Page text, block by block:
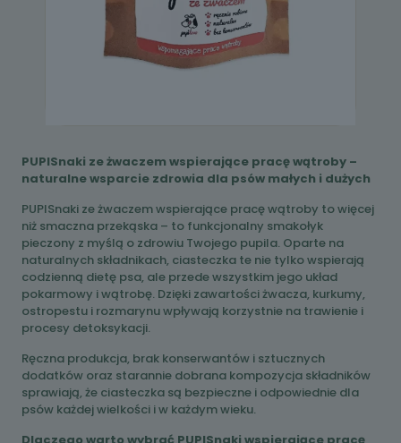
PUPISnaki ze żwaczem wspierające pracę wątroby –
naturalne wsparcie zdrowia dla psów małych i dużych
PUPISnaki ze żwaczem wspierające pracę wątroby to więcej
niż smaczna przekąska – to funkcjonalny smakołyk
pieczony z myślą o zdrowiu Twojego pupila. Oparte na
naturalnych składnikach, ciasteczka te nie tylko wspierają
codzienną dietę psa, ale przede wszystkim jego układ
pokarmowy i wątrobę. Dzięki zawartości żwacza, kurkumy,
ostropestu i rozmarynu wpływają korzystnie na trawienie i
procesy detoksykacji.
Ręczna produkcja, brak konserwantów i sztucznych
dodatków oraz starannie dobrana kompozycja składników
sprawiają, że ciasteczka są bezpieczne i odpowiednie dla
psów każdej wielkości i w każdym wieku.